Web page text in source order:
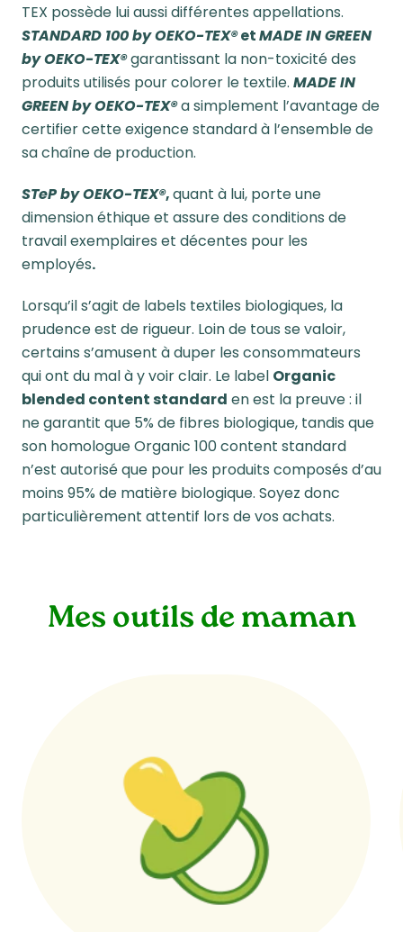
TEX possède lui aussi différentes appellations.
STANDARD 100 by OEKO-TEX®etMADE IN GREEN
by OEKO-TEX®garantissant la non-toxicité des
produits utilisés pour colorer le textile. MADE IN
GREEN by OEKO-TEX®a simplement l’avantage de
certifier cette exigence standard à l’ensemble de
sa chaîne de production.
STeP by OEKO-TEX®,quant à lui, porte une
dimension éthique et assure des conditions de
travail exemplaires et décentes pour les
employés.
Lorsqu’il s’agit de labels textiles biologiques, la
prudence est de rigueur. Loin de tous se valoir,
certains s’amusent à duper les consommateurs
qui ont du mal à y voir clair. Le label Organic
blended content standard en est la preuve : il
ne garantit que 5% de fibres biologique, tandis que
son homologue Organic 100 content standard
n’est autorisé que pour les produits composés d’au
moins 95% de matière biologique. Soyez donc
particulièrement attentif lors de vos achats.
Mes outils de maman